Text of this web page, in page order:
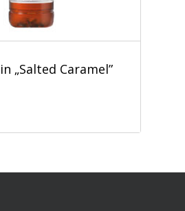
„Salted Caramel”